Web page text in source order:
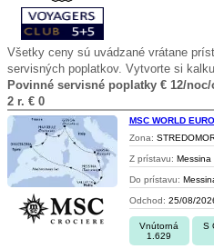
Všetky ceny sú uvádzané vrátane
servisných poplatkov. Vytvorte si
Povinné servisné poplatky € 12/
2 r. € 0
MSC WORLD
Zona:
Z prístavu: Messina
Do prístavu:
Odchod: 25/08/
Vnútorná
1.629
S